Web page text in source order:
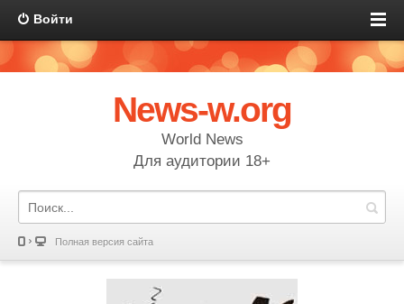
Войти
News-w.org
World News
Для аудитории 18+
Полная версия сайта